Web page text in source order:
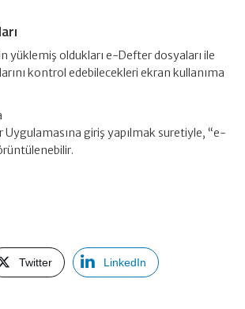
oldukları e-Defter dosyaları ile
kontrol edebilecekleri ekran kullanıma
giriş yapılmak suretiyle, “e-
Twitter LinkedIn